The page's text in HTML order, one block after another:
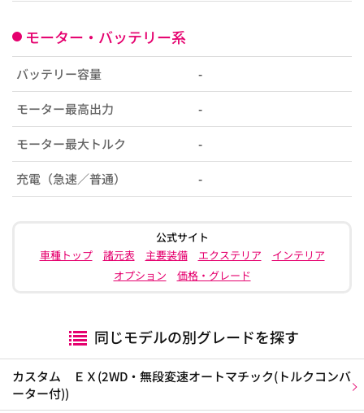
モーター・バッテリー系
バッテリー容量 -
モーター最高出力 -
モーター最大トルク -
充電（急速／普通） -
公式サイト
車種トップ
諸元表 主要装備 エクステリア
インテリア
オプション
価格・グレード
同じモデルの別グレードを探す
カスタム ＥＸ(2WD・無段変速オートマチック(トルクコンバ
ーター付))